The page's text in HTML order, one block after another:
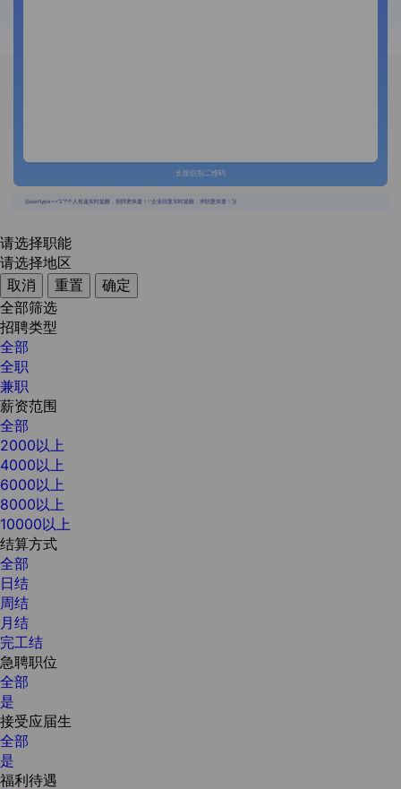
长按识别二维码
{{usertype=='2'?'个人投递实时提醒，招聘更快捷！':'企业回复实时提醒，求职更快捷！'}}
请选择职能
请选择地区
取消
重置
确定
全部筛选
招聘类型
全部
全职
兼职
薪资范围
全部
2000以上
4000以上
6000以上
8000以上
10000以上
结算方式
全部
日结
周结
月结
完工结
急聘职位
全部
是
接受应届生
全部
是
福利待遇